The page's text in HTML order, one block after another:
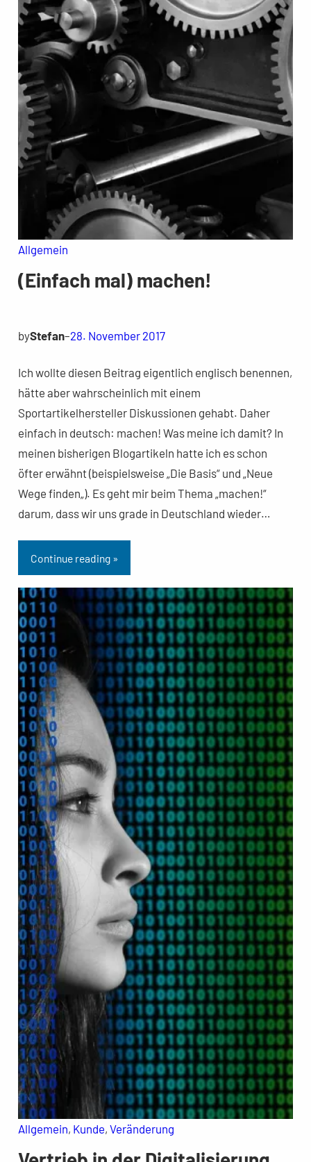
Allgemein
(Einfach mal) machen!
byStefan–28. November 2017
Ich wollte diesen Beitrag eigentlich englisch benennen,
hätte aber wahrscheinlich mit einem
Sportartikelhersteller Diskussionen gehabt. Daher
einfach in deutsch: machen! Was meine ich damit? In
meinen bisherigen Blogartikeln hatte ich es schon
öfter erwähnt (beispielsweise „Die Basis“ und „Neue
Wege finden„). Es geht mir beim Thema „machen!“
darum, dass wir uns grade in Deutschland wieder…
Continue reading »
Allgemein, Kunde, Veränderung